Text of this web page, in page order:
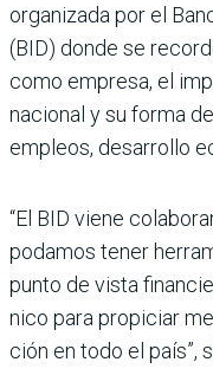
organizada por el
(BID) donde se
como empresa, el
nacional y su forma
empleos, desa­rrollo
“El BID viene
podamos tener
punto de vista
nico para propiciar
ción en todo el país”,